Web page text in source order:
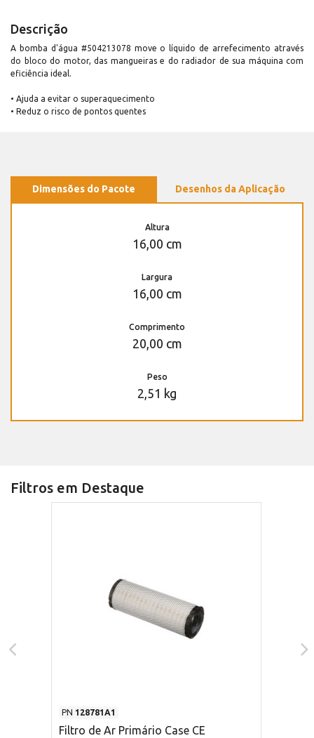
Descrição
A bomba d'água #504213078 move o líquido de arrefecimento através
do bloco do motor, das mangueiras e do radiador de sua máquina com
eficiência ideal.
• Ajuda a evitar o superaquecimento
• Reduz o risco de pontos quentes
Dimensões do Pacote Desenhos da Aplicação
Altura
16,00 cm
Largura
16,00 cm
Comprimento
20,00 cm
Peso
2,51 kg
Filtros em Destaque
PN 128781A1
Filtro de Ar Primário Case CE